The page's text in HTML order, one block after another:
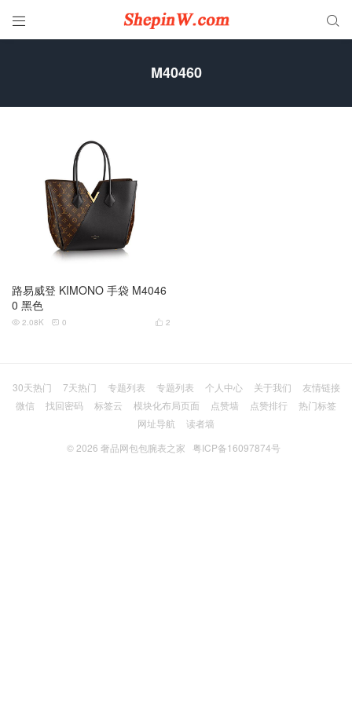
 
M40460
路易威登 KIMONO 手袋 M4046
0 黑色
 2
 2.08K  0
30天热门 7天热门 专题列表 专题列表 个人中心 关于我们
友情链接
微信
找回密码 标签云 模块化布局页面 点赞墙 点赞排行
热门标签
网址导航
读者墙
© 2026 奢品网包包腕表之家 粤ICP备16097874号